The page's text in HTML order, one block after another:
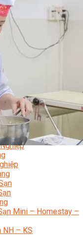
Mô Hình Bánh
Quốc Tế
Mini – Homestay –
NH – KS